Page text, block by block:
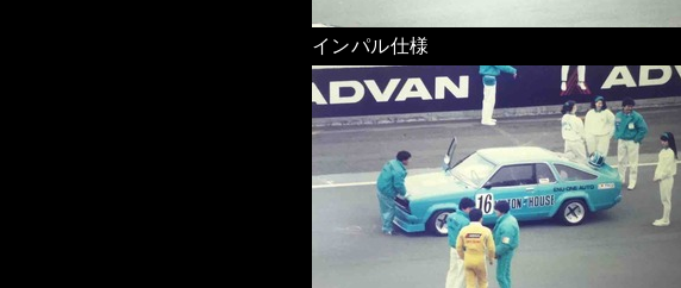
インパル仕様